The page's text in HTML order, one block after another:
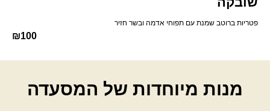
פטריות ברוטב שמנת עם תפוחי אדמה ובשר חזיר
₪100
מנות מיוחדות של המסעדה